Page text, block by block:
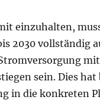
einzuhalten,
2030 vollständig
sein. Dies
in die konkreten